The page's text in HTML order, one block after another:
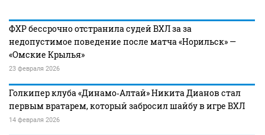
ФХР бессрочно отстранила судей ВХЛ за за
недопустимое поведение после матча «Норильск» —
«Омские Крылья»
23 февраля 2026
Голкипер клуба «Динамо‑Алтай» Никита Дианов стал
первым вратарем, который забросил шайбу в игре ВХЛ
14 февраля 2026